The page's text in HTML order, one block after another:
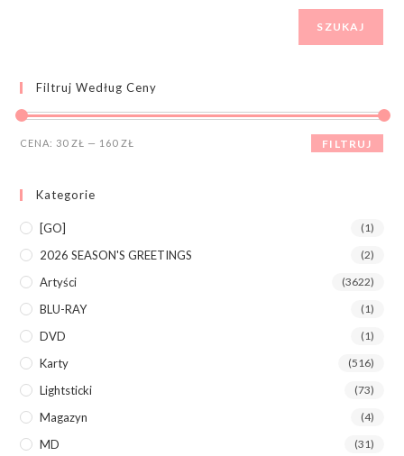
SZUKAJ
Filtruj Według Ceny
FILTRUJ
CENA: 30 ZŁ — 160 ZŁ
Kategorie
[GO] (1)
2026 SEASON'S GREETINGS (2)
Artyści (3622)
BLU-RAY (1)
DVD (1)
Karty (516)
Lightsticki (73)
Magazyn (4)
MD (31)